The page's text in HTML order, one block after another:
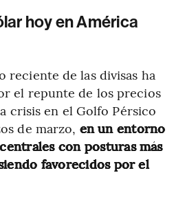
hoy en América
reciente de las divisas ha
el repunte de los precios
crisis en el Golfo Pérsico
de marzo, en un entorno
con posturas más
favorecidos por el